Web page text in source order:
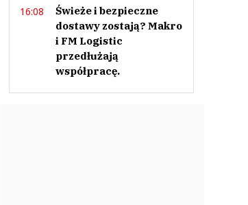
16:08
Świeże i bezpieczne
dostawy zostają? Makro
i FM Logistic
przedłużają
współpracę.